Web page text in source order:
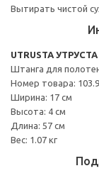
Вытирать чистой
UTRUSTA УТРУСТА
Штанга для
Номер товара:
Ширина: 17 см
Высота: 4 см
Длина: 57 см
Вес: 1.07 кг